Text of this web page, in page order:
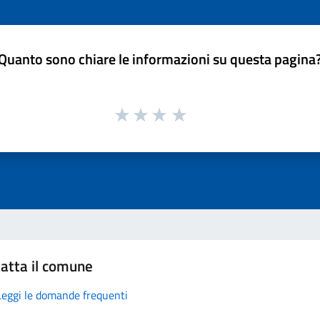
sono chiare le informazioni su questa
il comune
le domande frequenti